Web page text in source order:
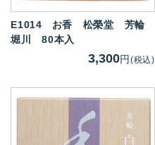
E1014
お香 松榮堂 芳輪
堀川 80本入
3,300円 (税込)